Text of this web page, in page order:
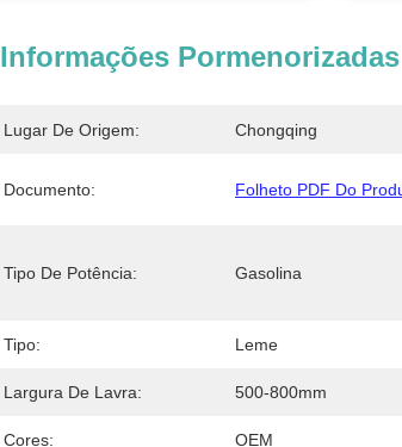
Informações Pormenorizadas
Lugar De Origem: Chongqing
Documento: Folheto PDF Do
Tipo De Potência: Gasolina
Tipo: Leme
Largura De Lavra: 500-800mm
Cores: OEM